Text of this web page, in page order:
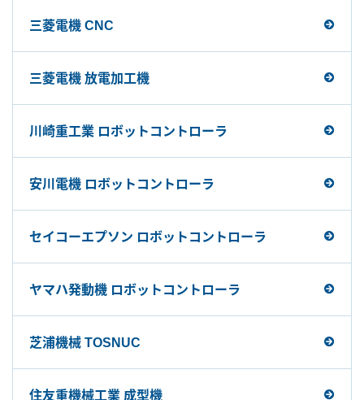
三菱電機 CNC
三菱電機 放電加工機
川崎重工業 ロボットコントローラ
安川電機 ロボットコントローラ
セイコーエプソン ロボットコントローラ
ヤマハ発動機 ロボットコントローラ
芝浦機械 TOSNUC
住友重機械工業 成型機